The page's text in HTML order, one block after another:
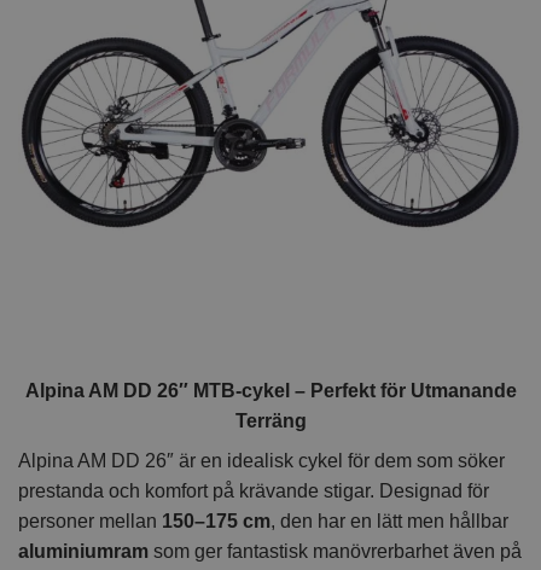
Alpina AM DD 26″ MTB-cykel – Perfekt för Utmanande
Terräng
Alpina AM DD 26″ är en idealisk cykel för dem som söker
prestanda och komfort på krävande stigar. Designad för
personer mellan 150–175 cm, den har en lätt men hållbar
aluminiumram som ger fantastisk manövrerbarhet även på